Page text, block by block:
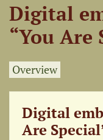
Digital
“You Are
Overview
Digital
Are